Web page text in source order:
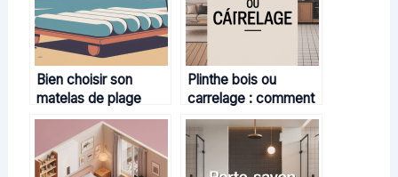
Bien choisir son
matelas de plage
pour galets pour un
confort maximal
Plinthe bois ou
carrelage : comment
choisir sans se
tromper